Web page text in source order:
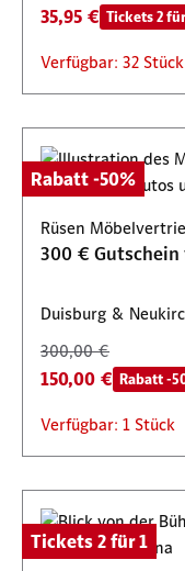
35,95 € Tickets 2
Verfügbar: 32 Stück
Rabatt -50%
Rüsen
300 € Gutschein
Duisburg &
300,00 €
150,00 € Rabatt -
Verfügbar: 1 Stück
Tickets 2 für 1